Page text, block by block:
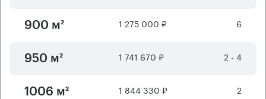
900 м² 1 275 000 ₽ 6
950 м² 1 741 670 ₽ 2 - 4
1006 м² 1 844 330 ₽ 2